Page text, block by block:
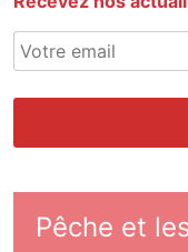
Pêche et